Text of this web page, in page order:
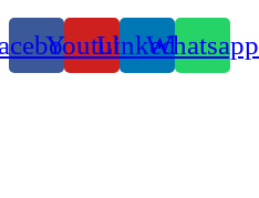
YoutubeLinkedInWhatsapp